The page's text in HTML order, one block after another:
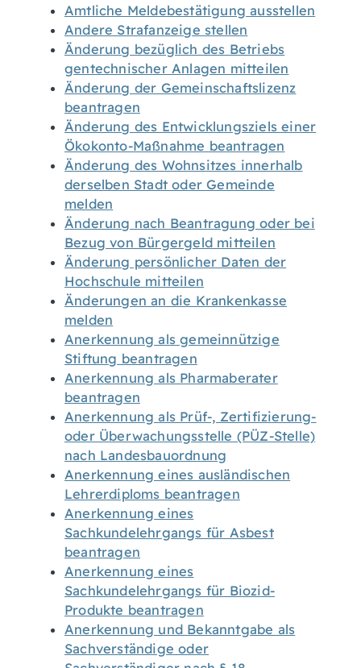
Amtliche Meldebestätigung ausstellen
Andere Strafanzeige stellen
Änderung bezüglich des Betriebs
gentechnischer Anlagen mitteilen
Änderung der Gemeinschaftslizenz
beantragen
Änderung des Entwicklungsziels einer
Ökokonto-Maßnahme beantragen
Änderung des Wohnsitzes innerhalb
derselben Stadt oder Gemeinde
melden
Änderung nach Beantragung oder bei
Bezug von Bürgergeld mitteilen
Änderung persönlicher Daten der
Hochschule mitteilen
Änderungen an die Krankenkasse
melden
Anerkennung als gemeinnützige
Stiftung beantragen
Anerkennung als Pharmaberater
beantragen
Anerkennung als Prüf-, Zertifizierung-
oder Überwachungsstelle (PÜZ-Stelle)
nach Landesbauordnung
Anerkennung eines ausländischen
Lehrerdiploms beantragen
Anerkennung eines
Sachkundelehrgangs für Asbest
beantragen
Anerkennung eines
Sachkundelehrgangs für Biozid-
Produkte beantragen
Anerkennung und Bekanntgabe als
Sachverständige oder